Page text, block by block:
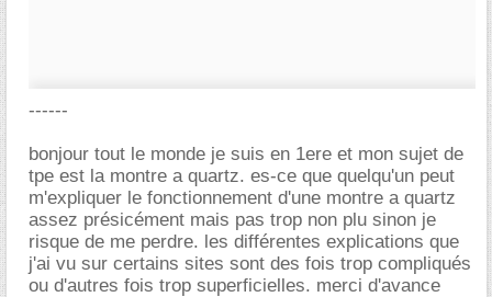
------
bonjour tout le monde je suis en 1ere et mon sujet de
tpe est la montre a quartz. es-ce que quelqu'un peut
m'expliquer le fonctionnement d'une montre a quartz
assez présicément mais pas trop non plu sinon je
risque de me perdre. les différentes explications que
j'ai vu sur certains sites sont des fois trop compliqués
ou d'autres fois trop superficielles. merci d'avance